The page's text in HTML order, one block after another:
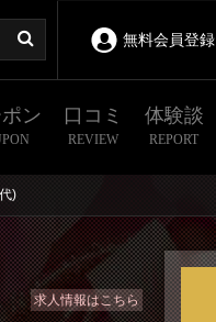
無料会員登録
ン 口コミ
REVIEW
体験談
REPORT
)
求人情報はこちら